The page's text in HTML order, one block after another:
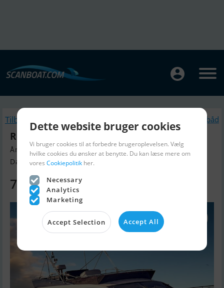
Tilbage Lignende Motorbåd
Rodman Muse 44 Fly
Årgang 2024, Motorbåd til salg
Danmark
7.015.000 DKK
Dette website bruger cookies
Vi bruger cookies til at forbedre brugeroplevelsen. Vælg
hvilke cookies du ønsker at benytte. Du kan læse mere om
vores Cookiepolitik her.
Necessary
Analytics
Marketing
Accept Selection Accept All